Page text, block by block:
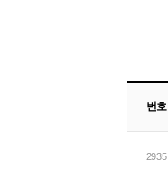
번호
2935